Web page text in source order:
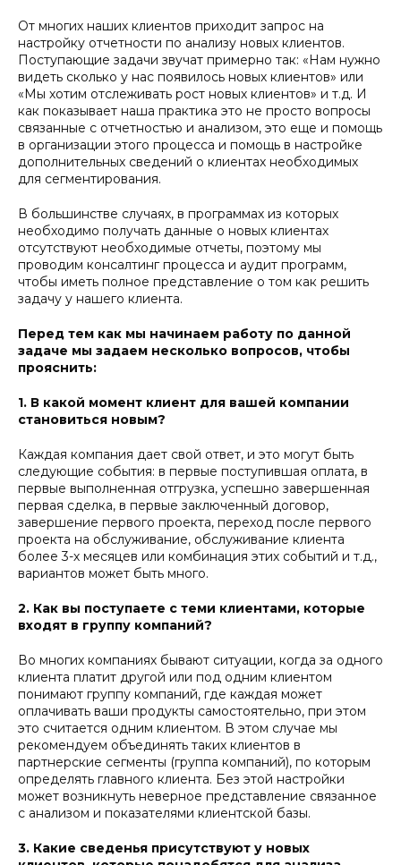
От многих наших клиентов приходит запрос на
настройку отчетности по анализу новых клиентов.
Поступающие задачи звучат примерно так: «Нам нужно
видеть сколько у нас появилось новых клиентов» или
«Мы хотим отслеживать рост новых клиентов» и т.д. И
как показывает наша практика это не просто вопросы
связанные с отчетностью и анализом, это еще и помощь
в организации этого процесса и помощь в настройке
дополнительных сведений о клиентах необходимых
для сегментирования.
В большинстве случаях, в программах из которых
необходимо получать данные о новых клиентах
отсутствуют необходимые отчеты, поэтому мы
проводим консалтинг процесса и аудит программ,
чтобы иметь полное представление о том как решить
задачу у нашего клиента.
Перед тем как мы начинаем работу по данной
задаче мы задаем несколько вопросов, чтобы
прояснить:
1. В какой момент клиент для вашей компании
становиться новым?
Каждая компания дает свой ответ, и это могут быть
следующие события: в первые поступившая оплата, в
первые выполненная отгрузка, успешно завершенная
первая сделка, в первые заключенный договор,
завершение первого проекта, переход после первого
проекта на обслуживание, обслуживание клиента
более 3-х месяцев или комбинация этих событий и т.д.,
вариантов может быть много.
2. Как вы поступаете с теми клиентами, которые
входят в группу компаний?
Во многих компаниях бывают ситуации, когда за одного
клиента платит другой или под одним клиентом
понимают группу компаний, где каждая может
оплачивать ваши продукты самостоятельно, при этом
это считается одним клиентом. В этом случае мы
рекомендуем объединять таких клиентов в
партнерские сегменты (группа компаний), по которым
определять главного клиента. Без этой настройки
может возникнуть неверное представление связанное
с анализом и показателями клиентской базы.
3. Какие сведенья присутствуют у новых